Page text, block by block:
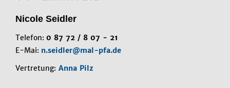
Nicole Seidler
Telefon: 0 87 72 / 8 07 - 21
E-Mai: n.seidler@mal-pfa.de
Vertretung: Anna Pilz